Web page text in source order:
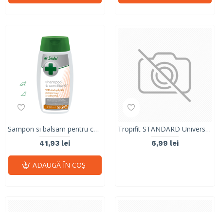
Sampon si balsam pentru caini si pisici, IODOFOR , Dr. Seidel, 100 ml
41,93 lei
ADAUGĂ ÎN COŞ
Tropifit STANDARD Universal Rodent Food- 500g
6,99 lei